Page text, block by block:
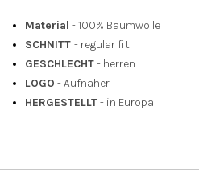
Material - 100% Baumwolle
SCHNITT - regular fit
GESCHLECHT- herren
LOGO - Aufnäher
HERGESTELLT- in Europa